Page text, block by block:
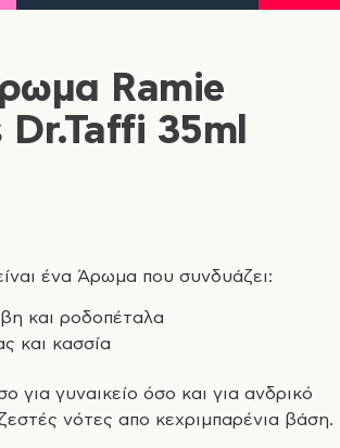
Ramie
35ml
ένα Άρωμα που συνδυάζει:
και ροδοπέταλα
και κασσία
για γυναικείο όσο και για ανδρικό
νότες απο κεχριμπαρένια βάση.